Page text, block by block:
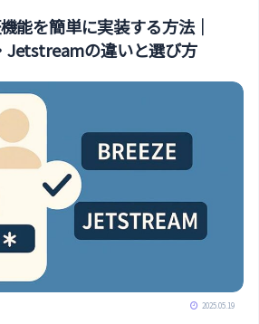
ン
グ
イ
フ
ス
能を簡単に実装する方法｜
Jetstreamの違いと選び方
2025.05.19